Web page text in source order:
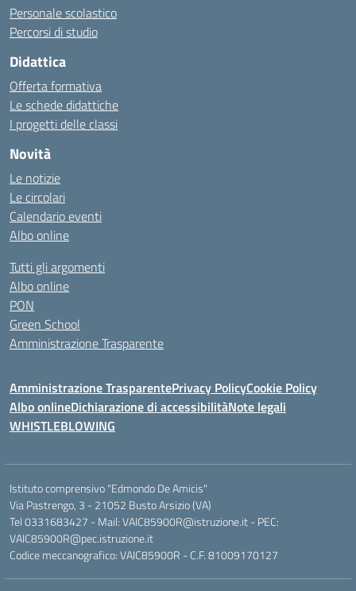
Personale scolastico
Percorsi di studio
Didattica
Offerta formativa
Le schede didattiche
I progetti delle classi
Novità
Le notizie
Le circolari
Calendario eventi
Albo online
Tutti gli argomenti
Albo online
PON
Green School
Amministrazione Trasparente
Amministrazione TrasparentePrivacy PolicyCookie Policy
Albo onlineDichiarazione di accessibilitàNote legali
WHISTLEBLOWING
Istituto comprensivo "Edmondo De Amicis"
Via Pastrengo, 3 - 21052 Busto Arsizio (VA)
Tel 0331683427 - Mail: VAIC85900R@istruzione.it - PEC:
VAIC85900R@pec.istruzione.it
Codice meccanografico: VAIC85900R - C.F. 81009170127